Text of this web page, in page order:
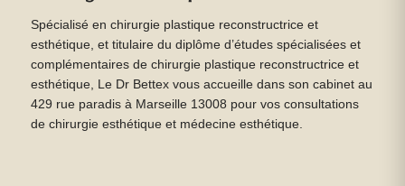
Spécialisé en chirurgie plastique reconstructrice et
esthétique, et titulaire du diplôme d’études spécialisées et
complémentaires de chirurgie plastique reconstructrice et
esthétique, Le Dr Bettex vous accueille dans son cabinet au
429 rue paradis à Marseille 13008 pour vos consultations
de chirurgie esthétique et médecine esthétique.